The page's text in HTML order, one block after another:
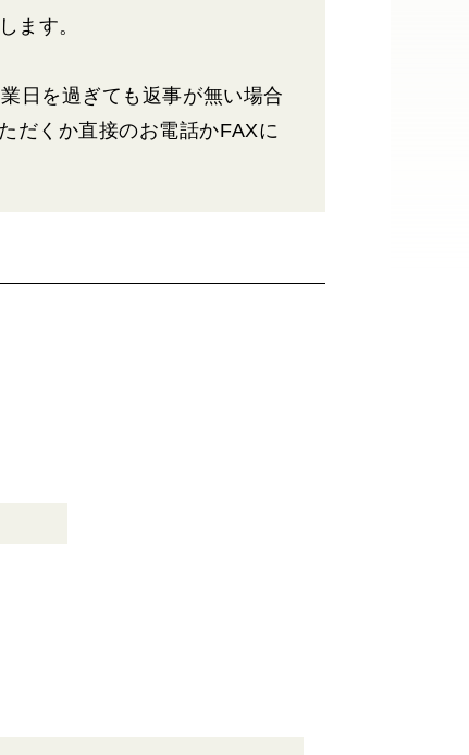
ます。
日を過ぎても返事が無い場合
だくか直接のお電話かFAXに